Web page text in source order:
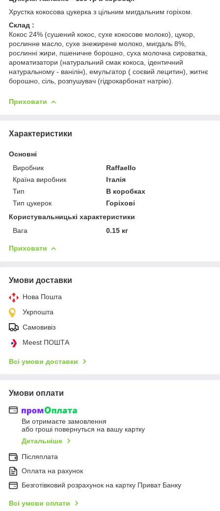
Хрустка кокосова цукерка з цільним мигдальним горіхом.
Склад :
Кокос 24% (сушений кокос, сухе кокосове молоко), цукор,
рослинне масло, сухе знежирене молоко, мигдаль 8%,
рослинні жири, пшеничне борошно, суха молочна сироватка,
ароматизатори (натуральний смак кокоса, ідентичний
натуральному - ванілін), емульгатор ( соєвий лецитин), житнє
борошно, сіль, розпушувач (гідрокарбонат натрію).
Приховати
Характеристики
Основні
Виробник
Raffaello
Країна виробник
Італія
Тип
В коробках
Тип цукерок
Горіхові
Користувальницькі характеристики
Вага
0.15 кг
Приховати
Умови доставки
Нова Пошта
Укрпошта
Самовивіз
Meest ПОШТА
Всі умови доставки
Умови оплати
Ви отримаєте замовлення
або гроші повернуться на вашу картку
Детальніше
Післяплата
Оплата на рахунок
Безготівковий розрахунок на картку Приват Банку
Всі умови оплати